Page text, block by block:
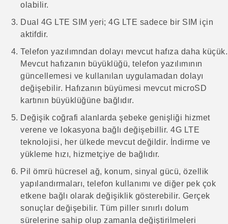
olabilir.
Dual 4G LTE SIM yeri; 4G LTE sadece bir SIM için
aktifdir.
Telefon yazılımndan dolayı mevcut hafıza daha küçük.
Mevcut hafızanın büyüklüğü, telefon yazılımının
güncellemesi ve kullanılan uygulamadan dolayı
değişebilir. Hafızanın büyümesi mevcut microSD
kartının büyüklüğüne bağlıdır.
Değişik coğrafi alanlarda şebeke genişliği hizmet
verene ve lokasyona bağlı değişebillir. 4G LTE
teknolojisi, her ülkede mevcut değildir. İndirme ve
yükleme hızı, hizmetçiye de bağlıdır.
Pil ömrü hücresel ağ, konum, sinyal gücü, özellik
yapılandırmaları, telefon kullanımı ve diğer pek çok
etkene bağlı olarak değişiklik gösterebilir. Gerçek
sonuçlar değişebilir. Tüm piller sınırlı dolum
sürelerine sahip olup zamanla değiştirilmeleri